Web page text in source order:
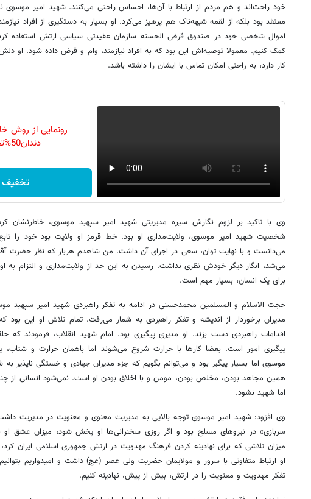
خود راحت‌اند و هم مردم از ارتباط با آن‌ها، احساس راحتی می‌کنند. شهید امیر موسوی
معتقد بود بلکه از لقمه شبهه‌ناک هم پرهیز می‌کرد. او بسیار به دستگیری از افراد
اموال شخصی خود در صندوق قرض الحسنه سازمان عقیدتی سیاسی ارتش استفاده کرد تا
کمک کنیم. معمولا توصیه‌اش این بود که به افراد نیازمند، وام و قرض داده شود. او
کار دارد، به راحتی امکان تماس با ایشان را داشته باشد.
رونمایی از روش
دندان50%تخفیف🔥
تخفیف
وی با تاکید بر لزوم نگارش سیره مدیریتی شهید امیر سپهبد موسوی، خاطرنشان
شخصیت شهید امیر موسوی، ولایت‌مداری او بود. خط قرمز او ولایت بود خود را
می‌دانست و با نهایت توان، سعی در اجرای آن داشت. من شاهدم هربار که نظر حضرت
می‌شد، انگار دیگر خودش نظری نداشت. رسیدن به این حد از ولایت‌مداری و التزام به
برای یک انسان، بسیار مهم است.
حجت الاسلام و المسلمین محمدحسنی در ادامه به تفکر راهبردی شهید امیر سپهبد
مدیران برخوردار از اندیشه و تفکر راهبردی به شمار می‌رفت. تمام تلاش او این بود
اقدامات راهبردی دست بزند. او مدیری پیگیری بود. امام شهید انقلاب، فرمودند که
پیگیری امور است. بعضا کارها با حرارت شروع می‌شوند اما باهمان حرارت و شتاب،
موسوی اما بسیار پیگیر بود و می‌توانم بگویم که جزء مدیران جهادی و خستگی ناپذیر
همین مجاهد بودن، مخلص بودن، مومن و با اخلاق بودن او است. نمی‌شود انسانی از
اما شهید نشود.
وی افزود: شهید امیر موسوی توجه بالایی به مدیریت معنوی و معنویت در مدیریت
سربازی» در نیروهای مسلح بود و اگر روزی سخنرانی‌ها او پخش شود، میزان
میزان تلاشی که برای نهادینه کردن فرهنگ مهدویت در ارتش جمهوری اسلامی ایران
او ارتباط متفاوتی با سرور و مولایمان حضریت ولی عصر (عج) داشت و امیدواریم
تفکر مهدویت و معنویت را در ارتش، بیش از پیش، نهادینه کنیم.